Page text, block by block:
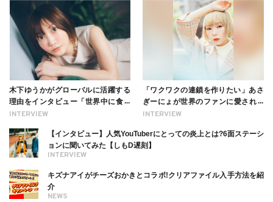
INTERVIEW
木下ゆうかがグローバルに活躍する
理由をインタビュー「世界中に食べ
る幸せを伝えたい」新事務所加入に
INTERVIEW
「ワクワクの連鎖を作りたい」あさ
ぎーにょが世界のファンに愛される
理由【インタビュー】
INTERVIEW
【インタビュー】人気YouTuberにとっての炎上とは?6面ステーシ
ョンに聞いてみた【しもD遅刻】
NEWS
キズナアイがチーズおかきとコラボ!クリアファイル入手方法を紹
介